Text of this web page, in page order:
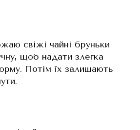
свіжі чайні бруньки
щоб надати злегка
Потім їх залишають